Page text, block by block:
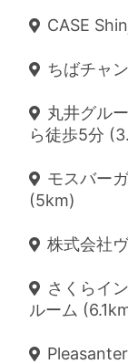
CASE
ちばチャ
丸井グル
ら徒歩5分
モスバー
(5km)
株式会社
さくらイ
ルーム